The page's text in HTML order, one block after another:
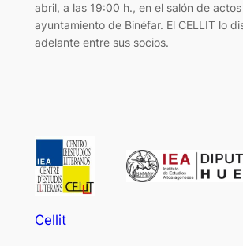
abril, a las 19:00 h., en el salón de
ayuntamiento de Binéfar. El CELLIT lo
adelante entre sus socios.
Cellit